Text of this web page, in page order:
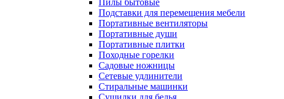
Пилы бытовые
Подставки для перемещения мебели
Портативные вентиляторы
Портативные души
Портативные плитки
Походные горелки
Садовые ножницы
Сетевые удлинители
Стиральные машинки
Сушилки для белья